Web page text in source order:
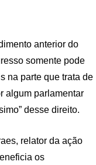
anterior do
somente pode
na parte que trata de
algum parlamentar
desse direito.
relator da ação
os